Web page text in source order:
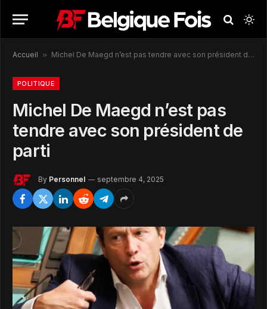
Accueil » Michel De Maegd n’est pas tendre avec son président de parti
POLITIQUE
Michel De Maegd n’est pas
tendre avec son président de
parti
By Personnel septembre 4, 2025